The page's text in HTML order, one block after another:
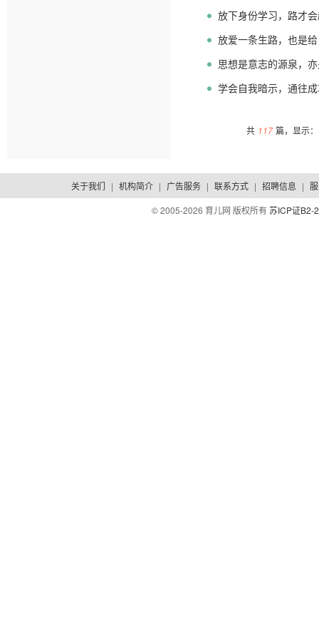
放下身份学习，路才
放爱一条生路，也是
思想是意志的源泉，
学会自我暗示，通往
共 117 篇，显示
关于我们 | 机构简介 | 广告服务 | 联系方式 | 招聘信息 |
© 2005-2026 育儿网 版权所有苏ICP证B2-